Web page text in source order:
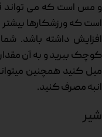
و مس است که می تواند
است که ورزشکارها بیشتر
افزایش داشته باشد.
کوچک ببرید و به آن
میل کنید همچنین
انبه مصرف کنید.
شیر